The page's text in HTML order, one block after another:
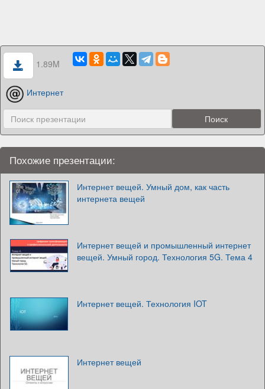
1.89M
Интернет
Похожие презентации:
Интернет вещей. Умный дом, как часть
интернета вещей
Интернет вещей и промышленный интернет
вещей. Умный город. Технология 5G. Тема 4
Интернет вещей. Технология IOT
Интернет вещей